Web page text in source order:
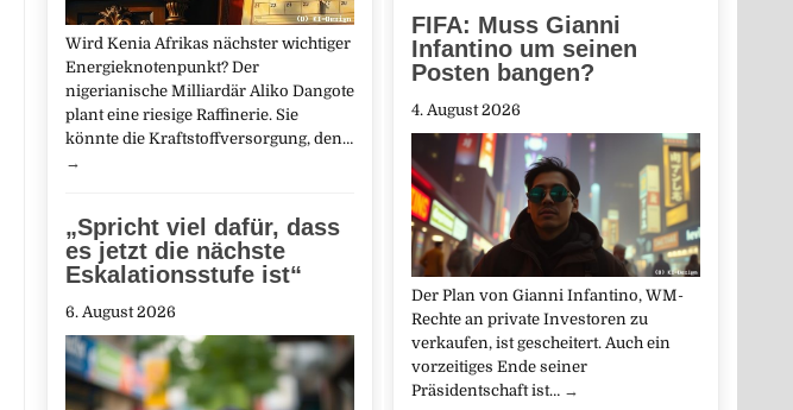
FIFA: Muss Gianni
Infantino um seinen
Posten bangen?
4. August 2026
Der Plan von Gianni Infantino, WM-
Rechte an private Investoren zu
verkaufen, ist gescheitert. Auch ein
vorzeitiges Ende seiner
Präsidentschaft ist… →
Wird Kenia Afrikas nächster wichtiger
Energieknotenpunkt? Der
nigerianische Milliardär Aliko Dangote
plant eine riesige Raffinerie. Sie
könnte die Kraftstoffversorgung, den…
→
„Spricht viel dafür, dass
es jetzt die nächste
Eskalationsstufe ist“
6. August 2026